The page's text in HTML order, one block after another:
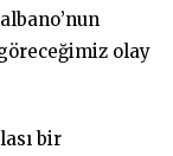
olay
bir